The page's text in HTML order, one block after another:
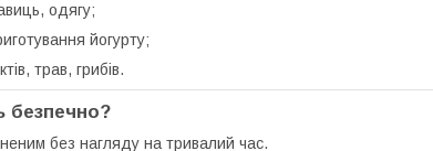
одягу;
йогурту;
трав, грибів.
безпечно?
без нагляду на тривалий час.